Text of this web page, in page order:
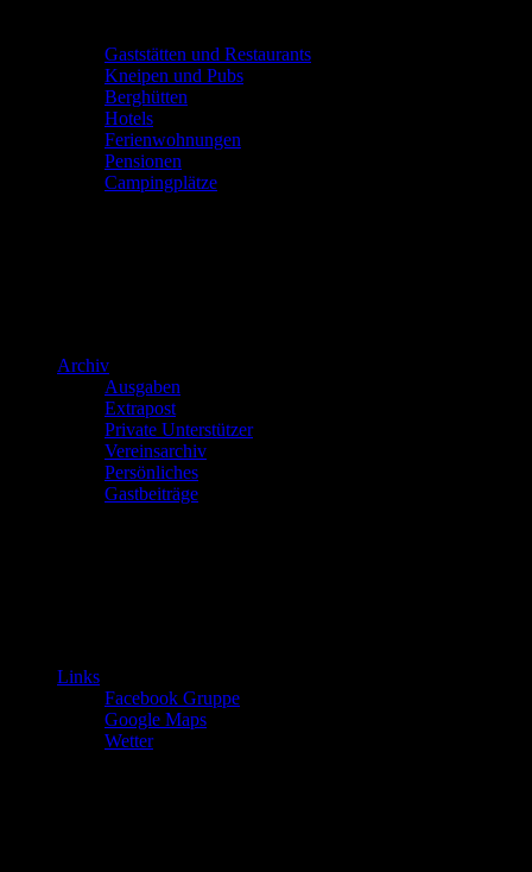
Gaststätten und Restaurants
Kneipen und Pubs
Berghütten
Hotels
Ferienwohnungen
Pensionen
Campingplätze
Archiv
Ausgaben
Extrapost
Private Unterstützer
Vereinsarchiv
Persönliches
Gastbeiträge
Links
Facebook Gruppe
Google Maps
Wetter